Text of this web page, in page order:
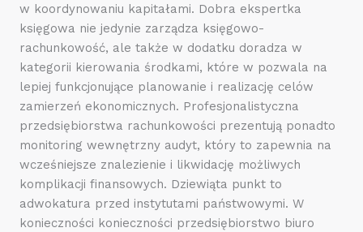
w koordynowaniu kapitałami. Dobra ekspertka
księgowa nie jedynie zarządza księgowo-
rachunkowość, ale także w dodatku doradza w
kategorii kierowania środkami, które w pozwala na
lepiej funkcjonujące planowanie i realizację celów
zamierzeń ekonomicznych. Profesjonalistyczna
przedsiębiorstwa rachunkowości prezentują ponadto
monitoring wewnętrzny audyt, który to zapewnia na
wcześniejsze znalezienie i likwidację możliwych
komplikacji finansowych. Dziewiąta punkt to
adwokatura przed instytutami państwowymi. W
konieczności konieczności przedsiębiorstwo biuro